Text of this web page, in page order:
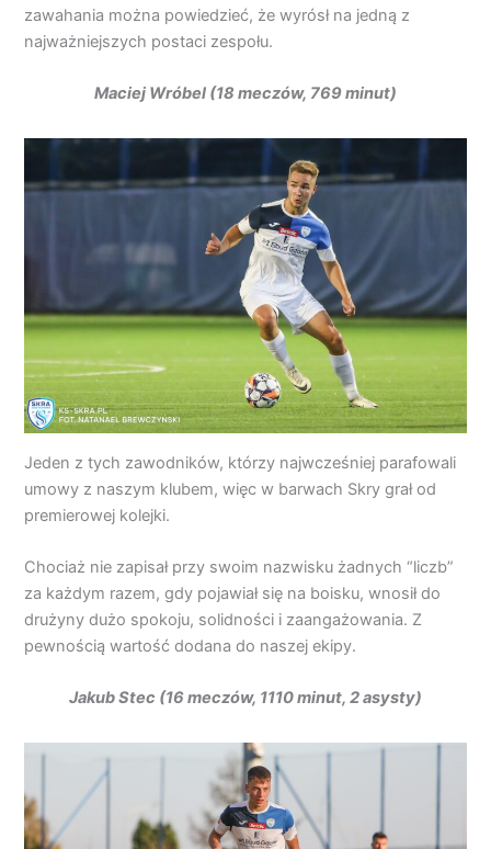
zawahania można powiedzieć, że wyrósł na jedną z
najważniejszych postaci zespołu.
Maciej Wróbel (18 meczów, 769 minut)
Jeden z tych zawodników, którzy najwcześniej parafowali
umowy z naszym klubem, więc w barwach Skry grał od
premierowej kolejki.
Chociaż nie zapisał przy swoim nazwisku żadnych “liczb”
za każdym razem, gdy pojawiał się na boisku, wnosił do
drużyny dużo spokoju, solidności i zaangażowania. Z
pewnością wartość dodana do naszej ekipy.
Jakub Stec (16 meczów, 1110 minut, 2 asysty)